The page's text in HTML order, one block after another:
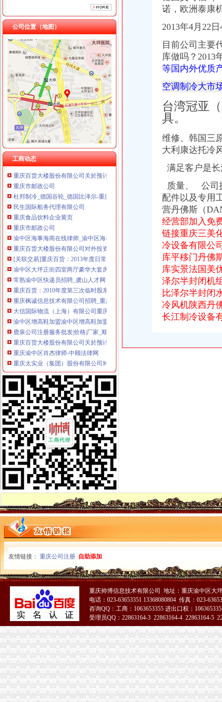
重庆金品科技有限公司 渝南100万 （进出口权）
重庆凯誉网络通信技术工程有限公司 渝中300万 （工商变更）
重庆佳技维科技发展有限公司 渝南100万 （进出口权）
公司位置（地图）
工商动态
渝中区代办进出口公司
渝中区增高鞋加盟渝中区增高鞋加盟店渝中区加盟增高鞋店-渝中区
重庆蓝鼎影视媒有限公司,主营：影视制作的策划；承办经批准的文
渝中区大坪正街四室两厅豪华大套房_重庆渝中区大坪短租房_游天下
民生国际船务代理有限公司
鹿泉公司注册服务批发|价格|厂家_顺企网
重庆枫诚信息技术有限公司招聘_重庆枫诚信息技术有限公司新招聘_
大信国际物流（上海）有限公司重庆分公司-大信国际物流（上海）有
重庆百货大楼股份有限公司关於预计2015年日常关联交易公告
重庆市邮政公司
杜邦制冷_德国谷轮_德国比泽尔-重庆市渝中区长江制冷设备经营部-
民生国际船务代理有限公司
重庆食品饮料企业黄页
重庆市邮政公司
渝中区海事海商在线律师_渝中区海事海商律师在线免费咨询_华律网
重庆百货大楼股份有限公司对外投资公告
[关联交易]重庆百货：2013年度日常关联交易预计公告-[中财网]
渝中区大坪正街四室两厅豪华大套房_重庆渝中区大坪短租房_游天下
常熟渝中区快递员招聘_虞山人才网
重庆百货：2010年度第三次临时股东大会会议资料_证券之星
重庆枫诚信息技术有限公司招聘_重庆枫诚信息技术有限公司新招聘_
大信国际物流（上海）有限公司重庆分公司-大信国际物流（上海）有
渝中区增高鞋加盟渝中区增高鞋加盟店渝中区加盟增高鞋店-渝中区
鹿泉公司注册服务批发|价格|厂家_顺企网
重庆百货大楼股份有限公司关於预计2015年日常关联交易公告
重庆渝中区肖杰律师-中顾法律网
重庆太实业（集团）股份有限公司对外投资暨关联交易公告_财经_
[股东会]重庆百货：2010年度第三次临时股东大会会议资料-[中财网]
成都西南交大工程建设咨询监理有限责任公司重庆分公司-主页
【东莞货运代理|东莞货运代理公司】-广州58同城
2016年版重庆市渝中区招商引资项目策划咨询报告-中商产业研究院-中
美亚集团-美亚国际机票代理,国际机票预订,美亚价机票预订,国
招商银行--重庆百货（）2013年度日常关联交易预计公告
包头到渝中区物流货运北京到渝中区物流搬家-产品展示-
【重庆商社力】现代,郑州日产经销商_销售电话：
人民法院公告_搜狐其它_搜狐网
重庆百货（）_公司公告_重庆百货大楼股份有限公司关于预计
杜邦制冷_德国谷轮_德国比泽尔-重庆市渝中区长江制冷设备经营部-
网上签订合同,被骗预付款我公司在2016年04月和一个代理公司签订
重庆环保产品标志认证|重庆有机认证|重庆普道企业管理咨询有限公司
【渝中机用锯条价格】渝中机用锯条报价/渝中机用锯条哪里买/哪里卖
重庆百货（）_公司公告_重庆百货大楼股份有限公司2013年度
重庆蓝鼎影视媒有限公司,主营：影视制作的策划；承办经批准的文
【重庆代理记账|重庆代理记账公司】-重庆58分类网
山东莱德管阀有限公司（重庆代理）-商铺
重庆旅游新报社有限公司
渝中区铝管的价格_铝信
渝中区增高鞋加盟渝中区增高鞋加盟店渝中区加盟增高鞋店-渝中区
重庆蓝鼎影视媒有限公司,主营：影视制作的策划；承办经批准的文
渝中区大坪正街四室两厅豪华大套房_重庆渝中区大坪短租房_游天下
民生国际船务代理有限公司
鹿泉公司注册服务批发|价格|厂家_顺企网
重庆枫诚信息技术有限公司招聘_重庆枫诚信息技术有限公司新招聘_
大信国际物流（上海）有限公司重庆分公司-大信国际物流（上海）有
重庆百货大楼股份有限公司关於预计2015年日常关联交易公告
重庆市邮政公司
杜邦制冷_德国谷轮_德国比泽尔-重庆市渝中区长江制冷设备经营部-
民生国际船务代理有限公司
诺，欧洲泰康
2013年4月22
目前公司主要
库做吗？2013
等国内外优质
空调制冷大市
台湾冠亚
具。
维修、 韩国三
大利康达托冷
满足客户是
质量、 公司
配件以及专用
营丹佛斯（
经营部加入免
链接重庆三美
冷设备有限公
库平移门丹佛
库实景法国美
泽尔半封闭机
比泽尔半封闭
冷风机陕西丹
长江制冷设备
友情链接： 重庆公司注册 自助添加
重庆帅博信息技术有限公司 地址：重庆渝中区大
电话：023-63653351 13368080804 传真：023-
咨询QQ：工商：1063653355 进出口权：
受理员QQ：22863164-3 22863164-4 22863164-5
51La